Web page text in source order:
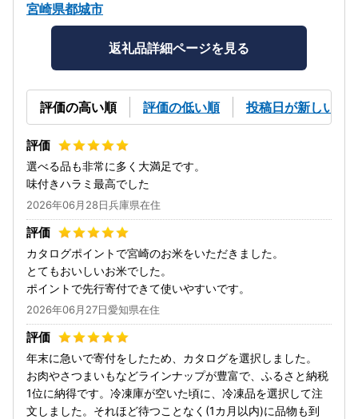
宮崎県都城市
返礼品詳細ページを見る
評価の高い順 評価の低い順 投稿日が新しい順
選べる品も非常に多く大満足です。
味付きハラミ最高でした
2026年06月28日兵庫県在住
カタログポイントで宮崎のお米をいただきました。
とてもおいしいお米でした。
ポイントで先行寄付できて使いやすいです。
2026年06月27日愛知県在住
年末に急いで寄付をしたため、カタログを選択しました。
お肉やさつまいもなどラインナップが豊富で、ふるさと納税
1位に納得です。冷凍庫が空いた頃に、冷凍品を選択して注
文しました。それほど待つことなく(1カ月以内)に品物も到